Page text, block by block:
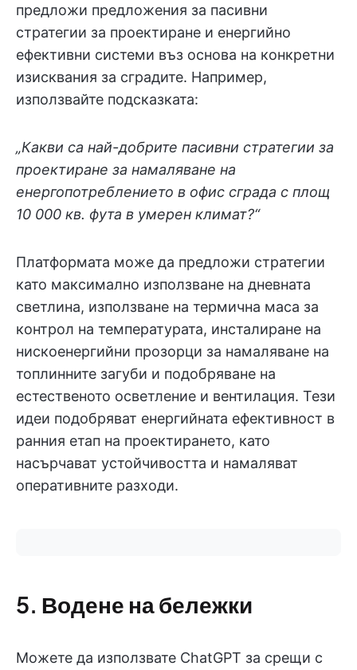
предложи предложения за пасивни
стратегии за проектиране и енергийно
ефективни системи въз основа на конкретни
изисквания за сградите. Например,
използвайте подсказката:
„Какви са най-добрите пасивни стратегии за
проектиране за намаляване на
енергопотреблението в офис сграда с площ
10 000 кв. фута в умерен климат?“
Платформата може да предложи стратегии
като максимално използване на дневната
светлина, използване на термична маса за
контрол на температурата, инсталиране на
нискоенергийни прозорци за намаляване на
топлинните загуби и подобряване на
естественото осветление и вентилация. Тези
идеи подобряват енергийната ефективност в
ранния етап на проектирането, като
насърчават устойчивостта и намаляват
оперативните разходи.
5. Водене на бележки
Можете да използвате ChatGPT за срещи с